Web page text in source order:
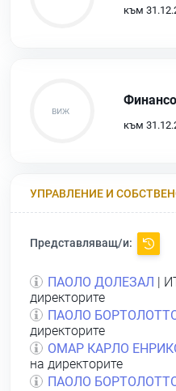
към
към
УПРАВЛЕНИЕ И
Представляващ/и:
ПАОЛО ДОЛЕЗАЛ
|
директорите
ПАОЛО
директорите
ОМАР КАРЛО
на директорите
ПАОЛО